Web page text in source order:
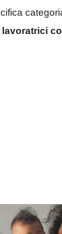
lavoratrici